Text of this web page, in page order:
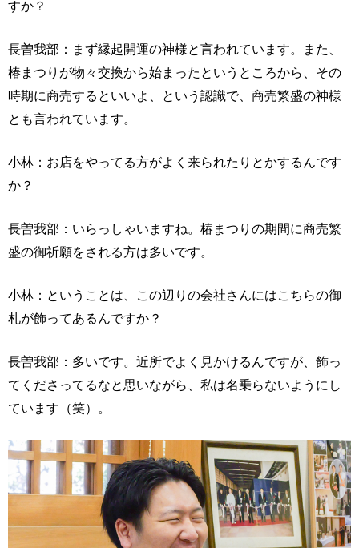
すか？
長曽我部：まず縁起開運の神様と言われています。また、
椿まつりが物々交換から始まったというところから、その
時期に商売するといいよ、という認識で、商売繁盛の神様
とも言われています。
小林：お店をやってる方がよく来られたりとかするんです
か？
長曽我部：いらっしゃいますね。椿まつりの期間に商売繁
盛の御祈願をされる方は多いです。
小林：ということは、この辺りの会社さんにはこちらの御
札が飾ってあるんですか？
長曽我部：多いです。近所でよく見かけるんですが、飾っ
てくださってるなと思いながら、私は名乗らないようにし
ています（笑）。